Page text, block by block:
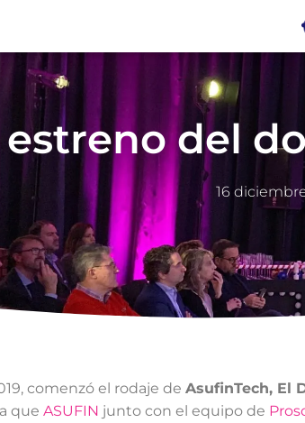
del
16
comenzó el rodaje de AsufinTech, El
que ASUFIN junto con el equipo de